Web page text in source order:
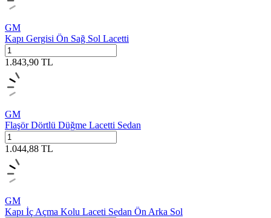
GM
Kapı Gergisi Ön Sağ Sol Lacetti
1.843,90 TL
GM
Flaşör Dörtlü Düğme Lacetti Sedan
1.044,88 TL
GM
Kapı İç Açma Kolu Laceti Sedan Ön Arka Sol